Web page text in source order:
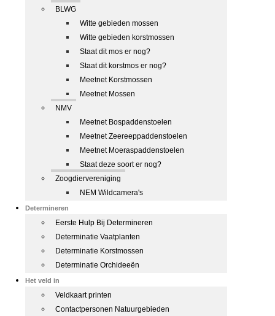
BLWG
Witte gebieden mossen
Witte gebieden korstmossen
Staat dit mos er nog?
Staat dit korstmos er nog?
Meetnet Korstmossen
Meetnet Mossen
NMV
Meetnet Bospaddenstoelen
Meetnet Zeereeppaddenstoelen
Meetnet Moeraspaddenstoelen
Staat deze soort er nog?
Zoogdiervereniging
NEM Wildcamera's
Determineren
Eerste Hulp Bij Determineren
Determinatie Vaatplanten
Determinatie Korstmossen
Determinatie Orchideeën
Het veld in
Veldkaart printen
Contactpersonen Natuurgebieden